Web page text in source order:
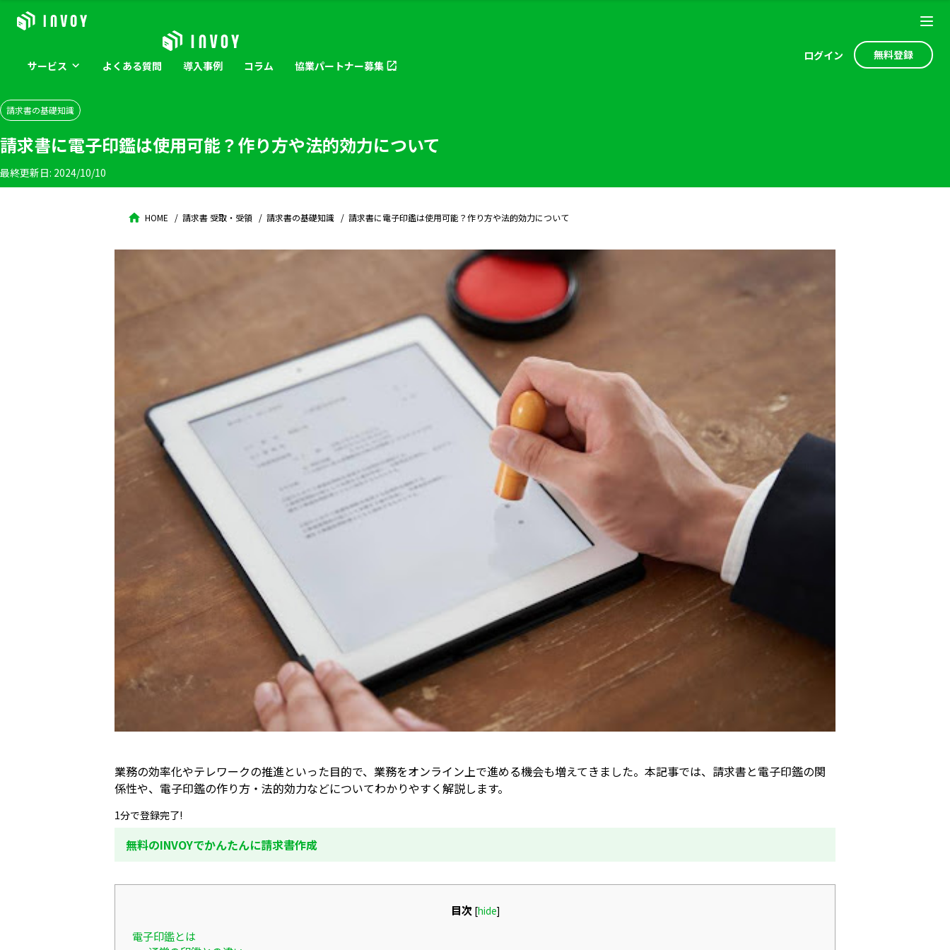
サービス よくある質問 導入事例 コラム 協業パートナー募集
ログイン 無料登録
請求書の基礎知識
請求書に電子印鑑は使用可能？作り方や法的効力について
最終更新日: 2024/10/10
HOME 請求書 受取・受領 請求書の基礎知識 請求書に電子印鑑は使用可能？作り方や法的効力について
業務の効率化やテレワークの推進といった目的で、業務をオンライン上で進める機会も増えてきました。本記事では、請求書と電子印鑑の関
係性や、電子印鑑の作り方・法的効力などについてわかりやすく解説します。
1分で登録完了!
無料のINVOYでかんたんに請求書作成
目次 [hide]
電子印鑑とは